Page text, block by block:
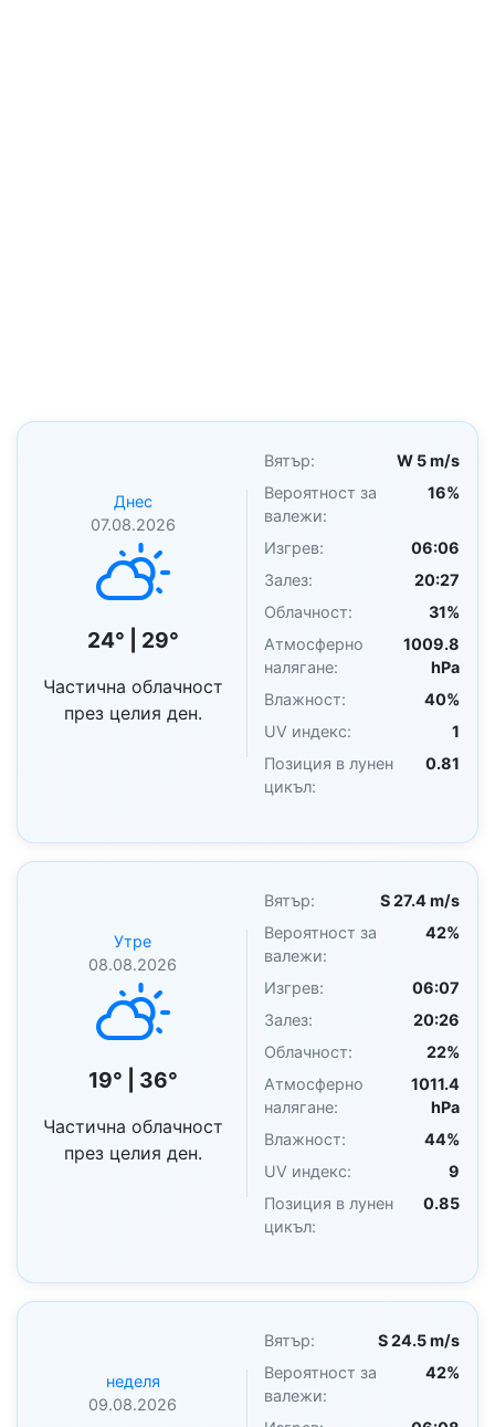
Днес
07.08.2026
24° | 29°
Частична облачност
през целия ден.
Вятър:
W 5 m/s
Вероятност за
валежи:
16%
Изгрев:
06:06
Залез:
20:27
Облачност:
31%
Атмосферно
налягане:
1009.8
hPa
Влажност:
40%
UV индекс:
1
Позиция в лунен
цикъл:
0.81
Утре
08.08.2026
19° | 36°
Частична облачност
през целия ден.
Вятър:
S 27.4 m/s
Вероятност за
валежи:
42%
Изгрев:
06:07
Залез:
20:26
Облачност:
22%
Атмосферно
налягане:
1011.4
hPa
Влажност:
44%
UV индекс:
9
Позиция в лунен
цикъл:
0.85
неделя
09.08.2026
Вятър:
S 24.5 m/s
Вероятност за
валежи:
42%